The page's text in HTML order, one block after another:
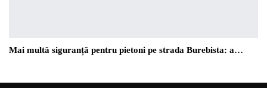
Mai multă siguranță pentru pietoni pe strada Burebista: a…